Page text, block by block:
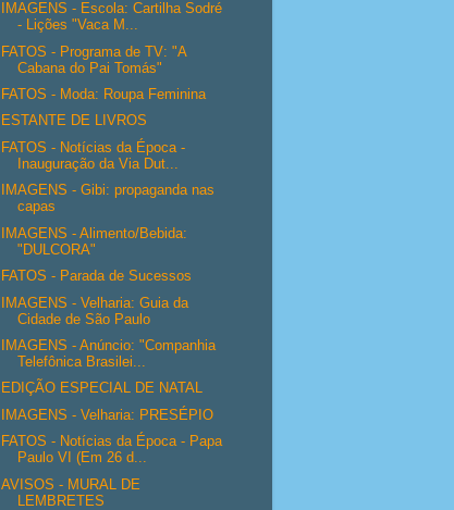
IMAGENS - Escola: Cartilha Sodré
- Lições "Vaca M...
FATOS - Programa de TV: "A
Cabana do Pai Tomás"
FATOS - Moda: Roupa Feminina
ESTANTE DE LIVROS
FATOS - Notícias da Época -
Inauguração da Via Dut...
IMAGENS - Gibi: propaganda nas
capas
IMAGENS - Alimento/Bebida:
"DULCORA"
FATOS - Parada de Sucessos
IMAGENS - Velharia: Guia da
Cidade de São Paulo
IMAGENS - Anúncio: "Companhia
Telefônica Brasilei...
EDIÇÃO ESPECIAL DE NATAL
IMAGENS - Velharia: PRESÉPIO
FATOS - Notícias da Época - Papa
Paulo VI (Em 26 d...
AVISOS - MURAL DE
LEMBRETES